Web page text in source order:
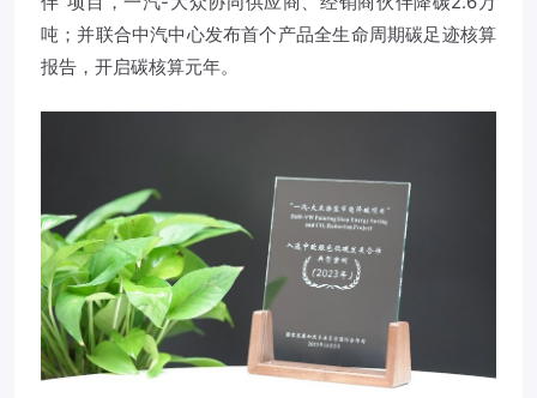
吨；并联合中汽中心发布首个产品全生命周期碳足迹核算
报告，开启碳核算元年。